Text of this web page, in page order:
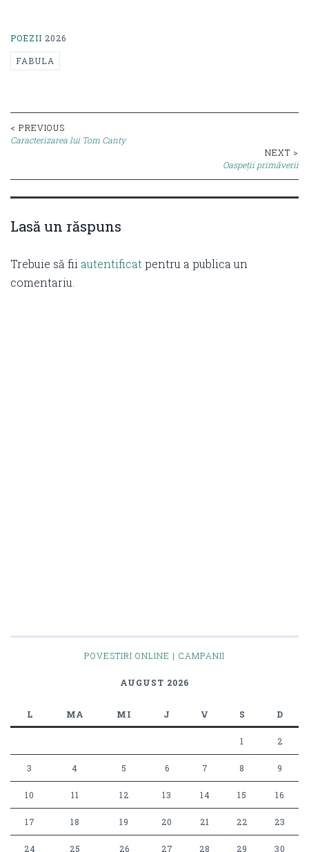
POEZII 2026
FABULA
Post
< PREVIOUS
Caracterizarea lui Tom Canty
NEXT >
Oaspeții primăverii
Lasă un răspuns
Trebuie să fii autentificat pentru a publica un
comentariu.
POVESTIRI ONLINE | CAMPANII
AUGUST 2026
L MA MI J V S D
1 2
3 4 5 6 7 8 9
10 11 12 13 14 15 16
17 18 19 20 21 22 23
24 25 26 27 28 29 30